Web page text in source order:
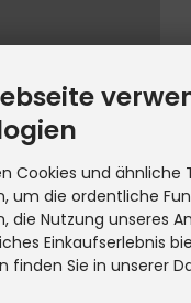
Cookies und ähnliche
um die ordentliche
die Nutzung unseres
Einkaufserlebnis
finden Sie in unserer